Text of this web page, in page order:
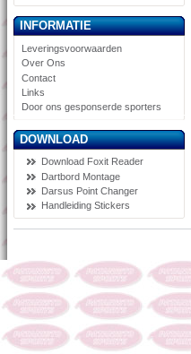
INFORMATIE
Leveringsvoorwaarden
Over Ons
Contact
Links
Door ons gesponserde sporters
DOWNLOAD
Download Foxit Reader
Dartbord Montage
Darsus Point Changer
Handleiding Stickers